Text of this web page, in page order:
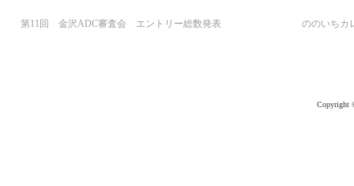
第11回 金沢ADC審査会 エントリー総数発表 ののいちカ
Copyright